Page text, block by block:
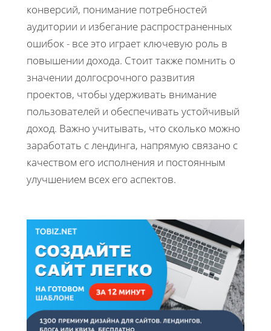
конверсий, понимание потребностей
аудитории и избегание распространенных
ошибок - все это играет ключевую роль в
повышении дохода. Стоит также помнить о
значении долгосрочного развития
проектов, чтобы удерживать внимание
пользователей и обеспечивать устойчивый
доход. Важно учитывать, что сколько можно
заработать с лендинга, напрямую связано с
качеством его исполнения и постоянным
улучшением всех его аспектов.